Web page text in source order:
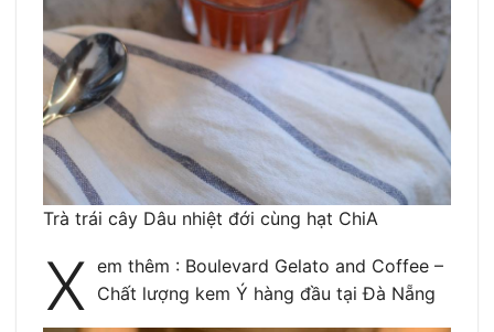
Trà trái cây Dâu nhiệt đới cùng hạt ChiA
X em thêm : Boulevard Gelato and Coffee –
Chất lượng kem Ý hàng đầu tại Đà Nẵng